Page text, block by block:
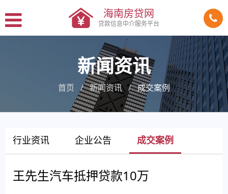
海南房贷网
贷款信息中介服务平台
新闻资讯
首页 新闻资讯 成交案例
行业资讯 企业公告 成交案例
王先生汽车抵押贷款10万